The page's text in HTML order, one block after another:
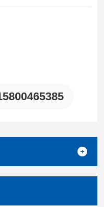
1 (IL-1)，且与其它相关蛋